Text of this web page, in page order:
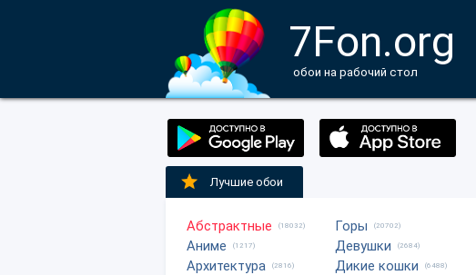
7Fon.org
обои на рабочий стол
Лучшие обои
Абстрактные (18032)
Аниме (1217)
Архитектура (2816)
Горы (20702)
Девушки (2684)
Дикие кошки (6488)